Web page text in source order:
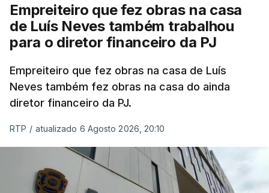
Empreiteiro que fez obras na casa
de Luís Neves também trabalhou
para o diretor financeiro da PJ
Empreiteiro que fez obras na casa de Luís
Neves também fez obras na casa do ainda
diretor financeiro da PJ.
RTP / atualizado 6 Agosto 2026, 20:10